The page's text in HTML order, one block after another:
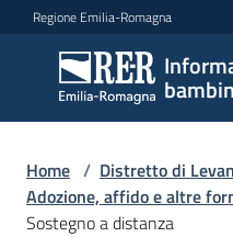
Vai al contenuto
Vai alla navigazione
Vai al footer
Regione Emilia-Romagna
Informa
famiglie
e
bambini
Home / Distretto di
Adozione, affido e altre
Sostegno a distanza